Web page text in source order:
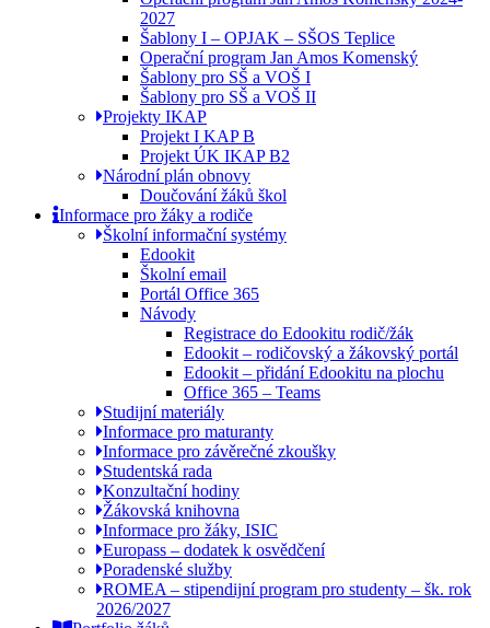
2027
Šablony I – OPJAK – SŠOS Teplice
Operační program Jan Amos Komenský
Šablony pro SŠ a VOŠ I
Šablony pro SŠ a VOŠ II
Projekty IKAP
Projekt I KAP B
Projekt ÚK IKAP B2
Národní plán obnovy
Doučování žáků škol
Informace pro žáky a rodiče
Školní informační systémy
Edookit
Školní email
Portál Office 365
Návody
Registrace do Edookitu rodič/žák
Edookit – rodičovský a žákovský portál
Edookit – přidání Edookitu na plochu
Office 365 – Teams
Studijní materiály
Informace pro maturanty
Informace pro závěrečné zkoušky
Studentská rada
Konzultační hodiny
Žákovská knihovna
Informace pro žáky, ISIC
Europass – dodatek k osvědčení
Poradenské služby
ROMEA – stipendijní program pro studenty – šk. rok
2026/2027